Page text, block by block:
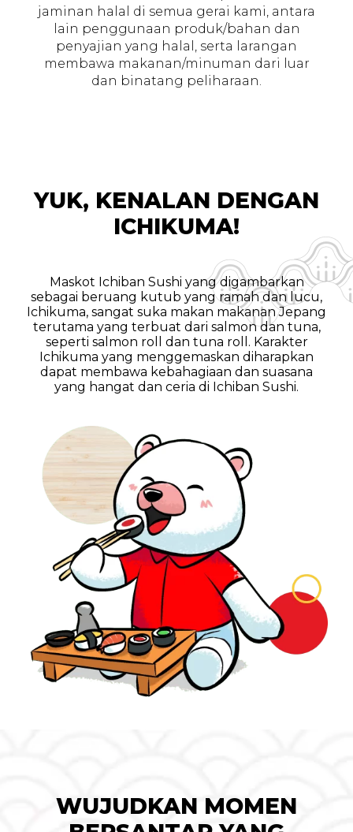
jaminan halal di semua gerai kami, antara
lain penggunaan produk/bahan dan
penyajian yang halal, serta larangan
membawa makanan/minuman dari luar
dan binatang peliharaan.
YUK, KENALAN DENGAN
ICHIKUMA!
Maskot Ichiban Sushi yang digambarkan
sebagai beruang kutub yang ramah dan lucu,
Ichikuma, sangat suka makan makanan Jepang
terutama yang terbuat dari salmon dan tuna,
seperti salmon roll dan tuna roll. Karakter
Ichikuma yang menggemaskan diharapkan
dapat membawa kebahagiaan dan suasana
yang hangat dan ceria di Ichiban Sushi.
WUJUDKAN MOMEN